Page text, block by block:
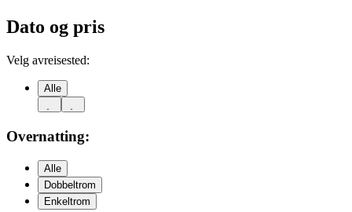
Dato og pris
Velg avreisested:
Alle
Overnatting:
Alle
Dobbeltrom
Enkeltrom